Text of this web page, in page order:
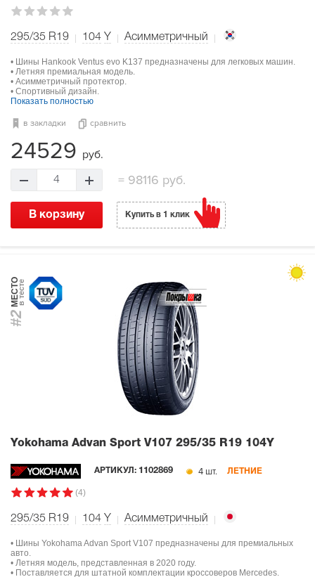
295/35 R19 104 Y Асимметричный
• Шины Hankook Ventus evo K137 предназначены для легковых машин.
• Летняя премиальная модель.
• Асимметричный протектор.
• Спортивный дизайн.
Показать полностью
в закладки сравнить
24529 руб.
4 =98116 руб.
В корзину Купить в 1 клик
#2
МЕСТОв тесте
Yokohama Advan Sport V107 295/35 R19 104Y
АРТИКУЛ: 1102869 4 шт. ЛЕТНИЕ
(4)
295/35 R19 104 Y Асимметричный
• Шины Yokohama Advan Sport V107 предназначены для премиальных
авто.
• Летняя модель, представленная в 2020 году.
• Поставляется для штатной комплектации кроссоверов Mercedes.